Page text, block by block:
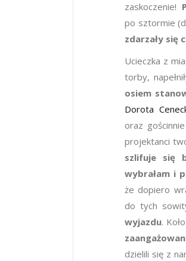
zaskoczenie!
po sztormie
zdarzały się
Ucieczka z
torby,
osiem
Dorota
oraz gościnnie
projektanci
szlifuje się
wybrałam i
że dopiero
do tych
wyjazdu.
zaangaż
dzielili się z